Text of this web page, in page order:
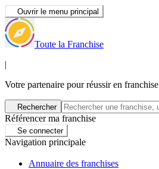
Ouvrir le menu principal
Toute la Franchise
|
Votre partenaire pour réussir en franchise
Rechercher
Référencer ma franchise
Se connecter
Navigation principale
Annuaire des franchises